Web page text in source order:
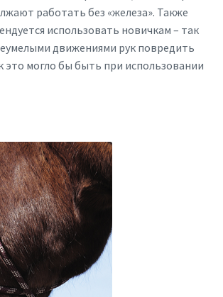
работать без «железа». Также
использовать новичкам – так
движениями рук повредить
это могло бы быть при использовании